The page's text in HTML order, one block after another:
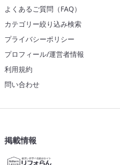
よくあるご質問（FAQ）
カテゴリー絞り込み検索
プライバシーポリシー
プロフィール/運営者情報
利用規約
問い合わせ
掲載情報